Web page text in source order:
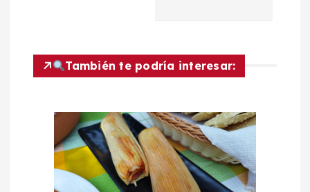
d
También te podría interesar: